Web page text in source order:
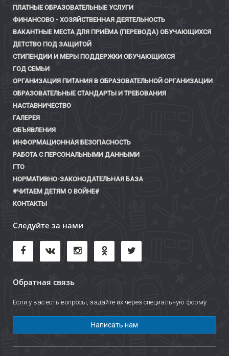
ПЛАТНЫЕ ОБРАЗОВАТЕЛЬНЫЕ УСЛУГИ
ФИНАНСОВО - ХОЗЯЙСТВЕННАЯ ДЕЯТЕЛЬНОСТЬ
ВАКАНТНЫЕ МЕСТА ДЛЯ ПРИЁМА (ПЕРЕВОДА) ОБУЧАЮЩИХСЯ
ДЕТСТВО ПОД ЗАЩИТОЙ
СТИПЕНДИИ И МЕРЫ ПОДДЕРЖКИ ОБУЧАЮЩИХСЯ
ГОД СЕМЬИ
ОРГАНИЗАЦИЯ ПИТАНИЯ В ОБРАЗОВАТЕЛЬНОЙ ОРГАНИЗАЦИИ
ОБРАЗОВАТЕЛЬНЫЕ СТАНДАРТЫ И ТРЕБОВАНИЯ
НАСТАВНИЧЕСТВО
ГАЛЕРЕЯ
ОБЪЯВЛЕНИЯ
ИНФОРМАЦИОННАЯ БЕЗОПАСНОСТЬ
РАБОТА С ПЕРСОНАЛЬНЫМИ ДАННЫМИ
ГТО
НОРМАТИВНО-ЗАКОНОДАТЕЛЬНАЯ БАЗА
#ЧИТАЕМ ДЕТЯМ О ВОЙНЕ#
КОНТАКТЫ
Следуйте за нами
Обратная связь
Если у вас есть вопросы, задайте их через специальную форму
Написать нам